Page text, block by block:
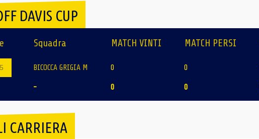
DAVIS CUP
Squadra MATCH VINTI MATCH PERSI
BICOCCA GRIGIA M 0 0
- 0 0
CARRIERA